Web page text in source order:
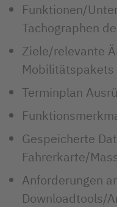
Funktionen/
Tachographen
Ziele/relevante
Mobilitätspakets
Terminplan
Gespeicherte
Fahrerkarte/
Anforderungen
Downloadtools/